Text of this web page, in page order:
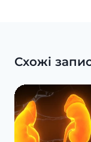
Схожі